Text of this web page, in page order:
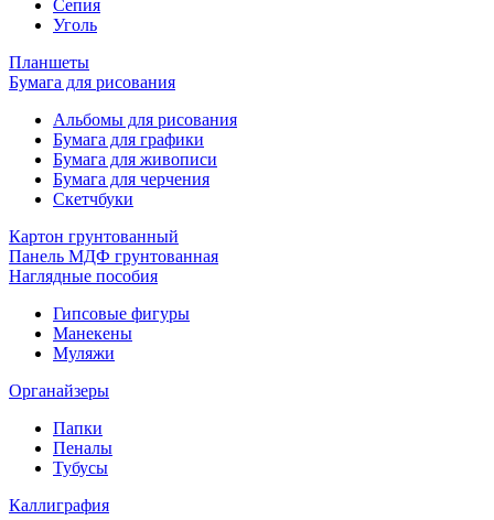
Сепия
Уголь
Планшеты
Бумага для рисования
Альбомы для рисования
Бумага для графики
Бумага для живописи
Бумага для черчения
Скетчбуки
Картон грунтованный
Панель МДФ грунтованная
Наглядные пособия
Гипсовые фигуры
Манекены
Муляжи
Органайзеры
Папки
Пеналы
Тубусы
Каллиграфия